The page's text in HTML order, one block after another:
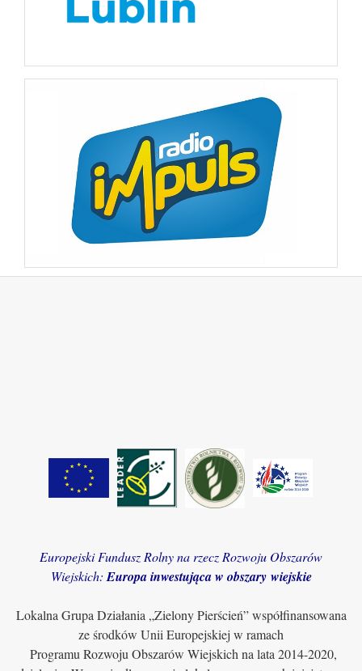
Europejski Fundusz Rolny na rzecz Rozwoju Obszarów
Wiejskich: Europa inwestująca w obszary wiejskie
Lokalna Grupa Działania „Zielony Pierścień” współfinansowana
ze środków Unii Europejskiej w ramach
Programu Rozwoju Obszarów Wiejskich na lata 2014-2020,